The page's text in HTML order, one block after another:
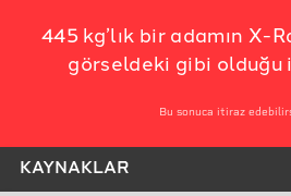
445 kg’lık bir adamın X-
görseldeki gibi olduğu
Bu sonuca itiraz
KAYNAKLAR